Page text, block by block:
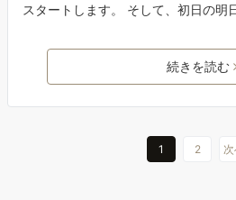
スタートします。 そして、初日の明
続きを読む
1 2